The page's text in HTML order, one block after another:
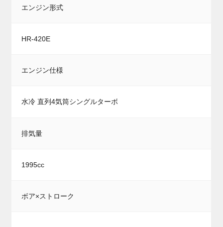
エンジン形式
HR-420E
エンジン仕様
水冷 直列4気筒シングルターボ
排気量
1995cc
ボア×ストローク